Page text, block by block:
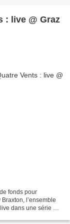
: live @ Graz
fonds pour
l’ensemble
dans une série «